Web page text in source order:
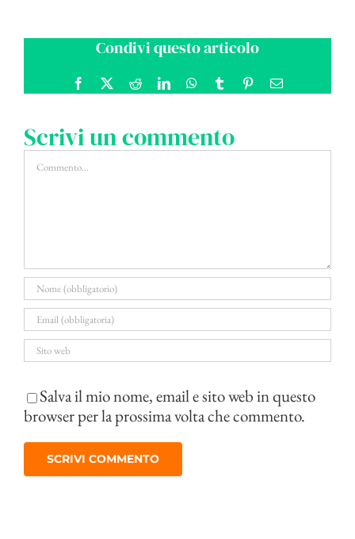
Condivi questo articolo
Facebook RedditLinkedInWhatsApp
Tumblr PinterestEmail
Scrivi un commento
Commento
Salva il mio nome, email e sito web in questo
browser per la prossima volta che commento.